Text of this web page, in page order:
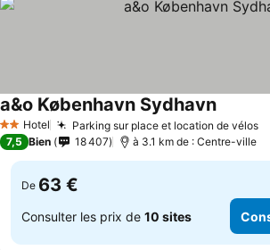
2 Étoiles
Hotel Parking sur place et location de vélos
a&o København Sydhavn
7,5 Bien 18 407 à 3.1 km de : Centre-ville
De 63 €
Consulter les prix de 10 sites